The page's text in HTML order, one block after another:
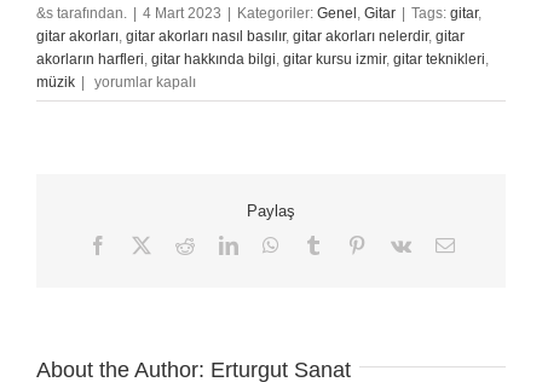
&s tarafından. | 4 Mart 2023 | Kategoriler: Genel Gitar | Tags: gitar,
gitar akorları gitar akorları nasıl basılır, gitar akorları nelerdir, gitar
akorların harfleri gitar hakkında bilgi gitar kursu izmir, gitar teknikleri
müzik |
Yandım
Yandım
için
yorumlar kapalı
Paylaş
Facebook RedditLinkedInWhatsApp
Tumblr Pinterest
Vk
E-
About the Author: Erturgut Sanat